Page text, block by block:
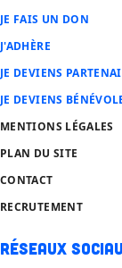
JE FAIS UN DON
J'ADHÈRE
JE DEVIENS
JE DEVIENS
MENTIONS LÉGALES
PLAN DU SITE
CONTACT
RECRUTEMENT
Réseaux